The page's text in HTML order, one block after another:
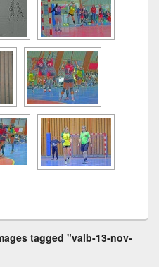
tagged "valb-13-nov-